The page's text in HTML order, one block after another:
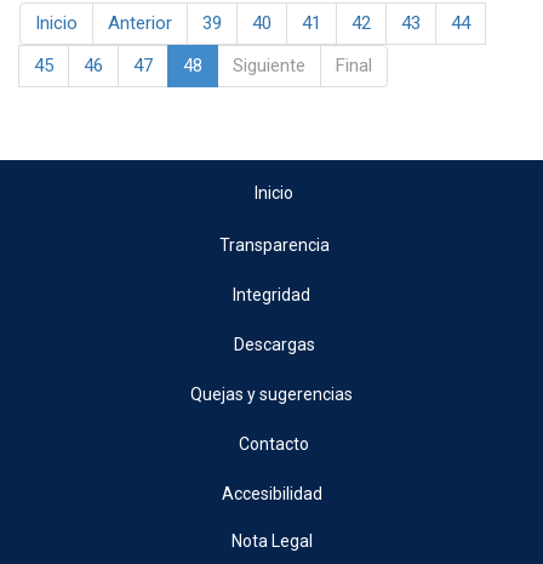
Inicio Anterior 39 40 41 42 43
44
45
46 47 48 Siguiente Final
Inicio
Transparencia
Integridad
Descargas
Quejas y sugerencias
Contacto
Accesibilidad
Nota Legal